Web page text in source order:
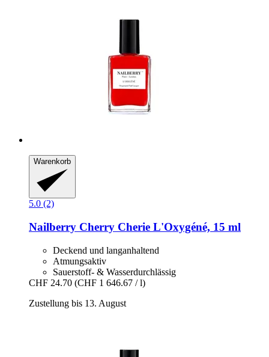
Warenkorb
5.0 (2)
Nailberry Cherry Cherie L'Oxygéné, 15 ml
Deckend und langanhaltend
Atmungsaktiv
Sauerstoff- & Wasserdurchlässig
CHF 24.70 (CHF 1 646.67 / l)
Zustellung bis 13. August